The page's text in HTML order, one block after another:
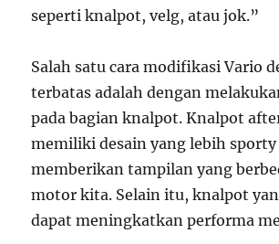
seperti knalpot, velg, atau jok.”
Salah satu cara modifikasi Vario
terbatas adalah dengan
pada bagian knalpot. Knalpot
memiliki desain yang lebih sporty
memberikan tampilan yang
motor kita. Selain itu, knalpot
dapat meningkatkan performa